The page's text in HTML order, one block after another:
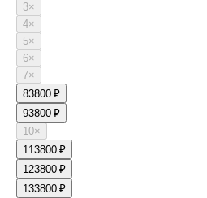
3×
4×
5×
6×
7×
83800 ₽
93800 ₽
10×
113800 ₽
123800 ₽
133800 ₽